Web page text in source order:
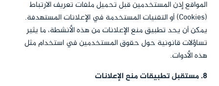
المواقع إذن المستخدمين قبل تحميل ملفات تعريف الارتباط
(Cookies) أو التقنيات المستخدمة في الإعلانات المستهدفة.
يمكن أن يحد تطبيق منع الإعلانات من هذه الأنشطة، ما يثير
تساؤلات قانونية حول حقوق المستخدمين في استخدام مثل
هذه الأدوات.
8. مستقبل تطبيقات منع الإعلانات